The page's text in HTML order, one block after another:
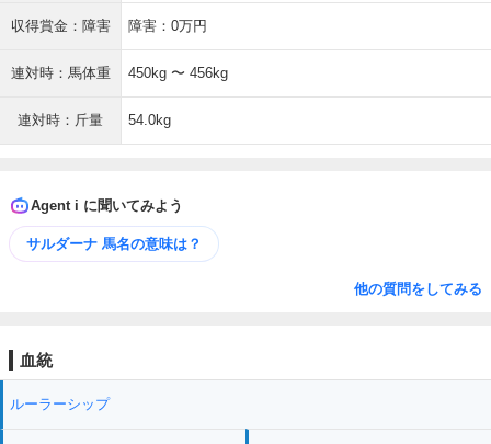
収得賞金：障害 障害：0万円
連対時：馬体重 450kg 〜 456kg
連対時：斤量 54.0kg
Agent i に聞いてみよう
サルダーナ 馬名の意味は？
他の質問をしてみる
血統
ルーラーシップ